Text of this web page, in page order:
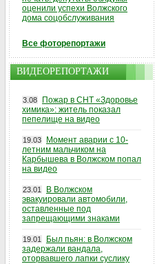
оценили успехи Волжского
дома соцобслуживания
Все фоторепортажи
ВИДЕОРЕПОРТАЖИ
3.08
Пожар в СНТ «Здоровье
химика»: житель показал
пепелище на видео
19.03
Момент аварии с 10-
летним мальчиком на
Карбышева в Волжском попал
на видео
23.01
В Волжском
эвакуировали автомобили,
оставленные под
запрещающими знаками
19.01
Был пьян: в Волжском
задержали вандала,
оторвавшего лапки суслику